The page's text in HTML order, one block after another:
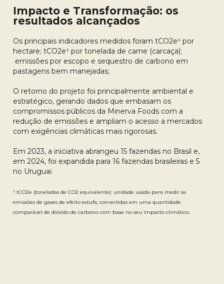
Impacto e Transformação: os
resultados alcançados
Os principais indicadores medidos foram tCO2e¹ por
hectare; tCO2e¹ por tonelada de carne (carcaça);
emissões por escopo e sequestro de carbono em
pastagens bem manejadas;
O retorno do projeto foi principalmente ambiental e
estratégico, gerando dados que embasam os
compromissos públicos da Minerva Foods com a
redução de emissões e ampliam o acesso a mercados
com exigências climáticas mais rigorosas.
Em 2023, a iniciativa abrangeu 15 fazendas no Brasil e,
em 2024, foi expandida para 16 fazendas brasileiras e 5
no Uruguai.
¹ tCO2e (toneladas de CO2 equivalente): unidade usada para medir as
emissões de gases de efeito estufa, convertidas em uma quantidade
comparável de dióxido de carbono com base no seu impacto climático.